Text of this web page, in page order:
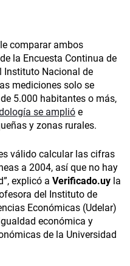
comparar ambos
la Encuesta Continua de
Instituto Nacional de
mediciones solo se
5.000 habitantes o más,
se amplió e
y zonas rurales.
válido calcular las cifras
a 2004, así que no hay
explicó a Verificado.uy la
del Instituto de
Económicas (Udelar)
económica y
de la Universidad